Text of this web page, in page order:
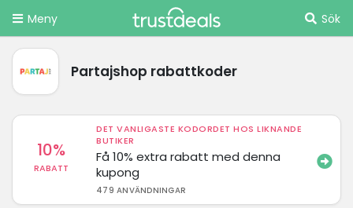
Meny Sök
Partajshop rabattkoder
10%
RABATT
DET VANLIGASTE KODORDET HOS LIKNANDE
BUTIKER
Få 10% extra rabatt med denna
kupong
479 ANVÄNDNINGAR